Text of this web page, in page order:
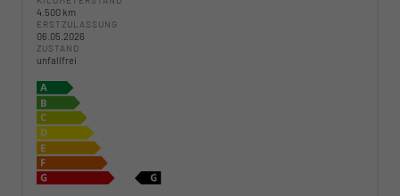
4.500 km
ERSTZULASSUNG
06.05.2026
ZUSTAND
unfallfrei